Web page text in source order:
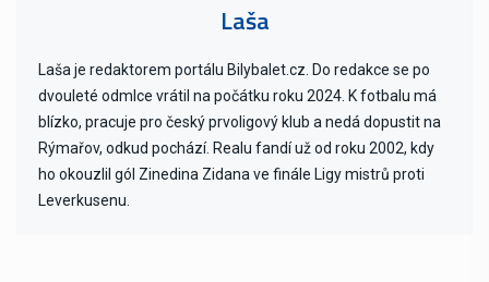
Laša
Laša je redaktorem portálu Bilybalet.cz. Do redakce se po
dvouleté odmlce vrátil na počátku roku 2024. K fotbalu má
blízko, pracuje pro český prvoligový klub a nedá dopustit na
Rýmařov, odkud pochází. Realu fandí už od roku 2002, kdy
ho okouzlil gól Zinedina Zidana ve finále Ligy mistrů proti
Leverkusenu.